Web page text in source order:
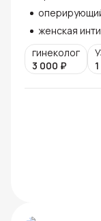
женская
гинеколог
3 000 ₽